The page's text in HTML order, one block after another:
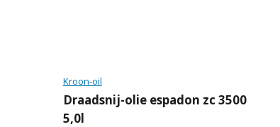
Kroon-oil
Draadsnij-olie espadon zc 3500
5,0l